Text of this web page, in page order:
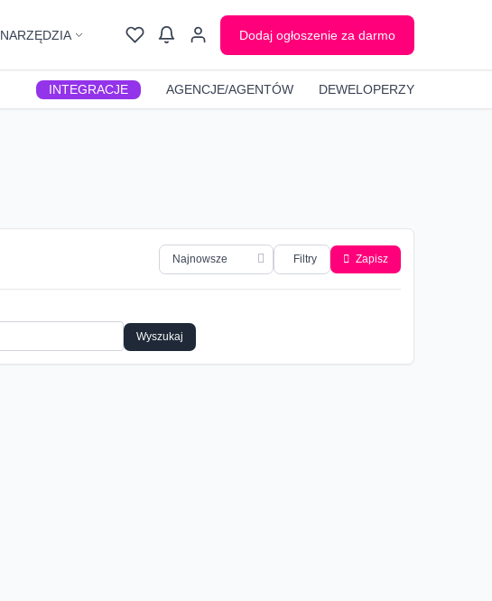
NARZĘDZIA Dodaj ogłoszenie za darmo
INTEGRACJE AGENCJE/AGENTÓW DEWELOPERZY
Filtry Zapisz
Wyszukaj